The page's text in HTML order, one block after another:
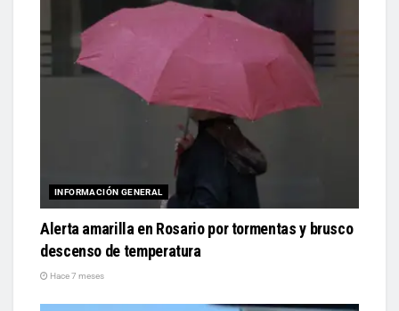
INFORMACIÓN GENERAL
Alerta amarilla en Rosario por tormentas y brusco
descenso de temperatura
Hace 7 meses